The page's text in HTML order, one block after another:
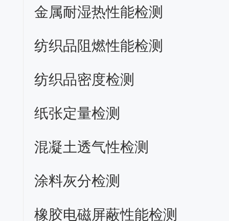
金属耐湿热性能检测
纺织品阻燃性能检测
纺织品密度检测
纸张定量检测
混凝土透气性检测
涂料灰分检测
橡胶电磁屏蔽性能检测